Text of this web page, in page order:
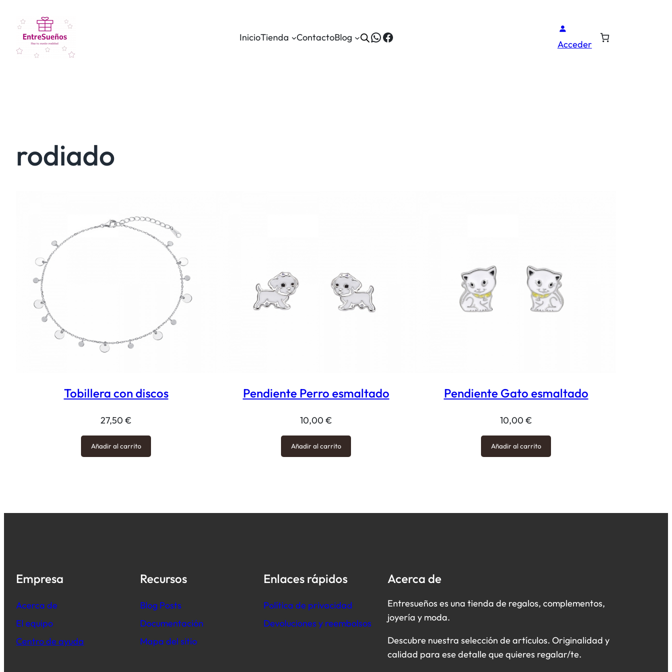
InicioTienda ContactoBlog WhatsApp
Facebook Acceder
rodiado
Tobillera con discos
27,50 €
Añadir al carrito
Pendiente Perro esmaltado
10,00 €
Añadir al carrito
Pendiente Gato esmaltado
10,00 €
Añadir al carrito
Empresa
Acerca de
El equipo
Centro de ayuda
Recursos
Blog Posts
Documentación
Mapa del sitio
Enlaces rápidos
Política de privacidad
Devoluciones y reembolsos
Acerca de
Entresueños es una tienda de regalos, complementos,
joyería y moda.
Descubre nuestra selección de artículos. Originalidad y
calidad para ese detalle que quieres regalar/te.